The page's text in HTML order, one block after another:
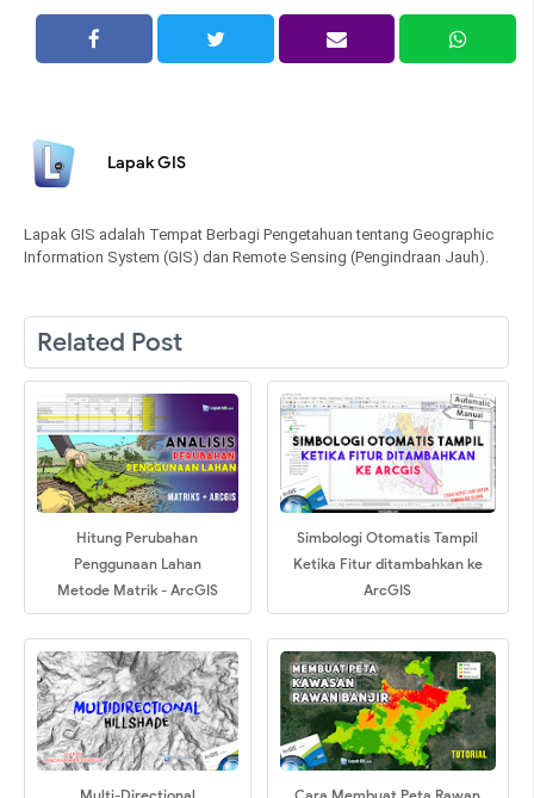
Lapak GIS
Lapak GIS adalah Tempat Berbagi Pengetahuan tentang Geographic
Information System (GIS) dan Remote Sensing (Pengindraan Jauh).
Related Post
Hitung Perubahan
Penggunaan Lahan
Metode Matrik - ArcGIS
Simbologi Otomatis Tampil
Ketika Fitur ditambahkan ke
ArcGIS